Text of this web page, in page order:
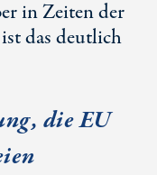
in Zeiten der
das deutlich
die EU